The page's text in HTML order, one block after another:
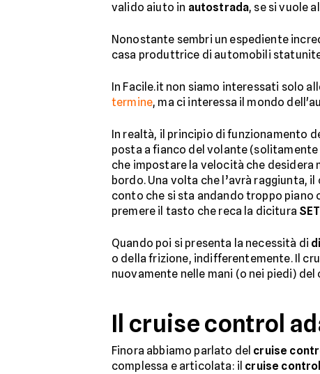
valido aiuto in autostrada, se si vuole
Nonostante sembri un espediente
casa produttrice di automobili
In Facile.it non siamo interessati solo
termine, ma ci interessa il mondo
In realtà, il principio di funzionamento
posta a fianco del volante
che impostare la velocità che
bordo. Una volta che l’avrà raggiunta,
conto che si sta andando troppo piano
premere il tasto che reca la dicitura SET
Quando poi si presenta la necessità di
o della frizione, indifferentemente. Il
nuovamente nelle mani (o nei piedi)
Il cruise control
Finora abbiamo parlato del cruise
complessa e articolata: il cruise